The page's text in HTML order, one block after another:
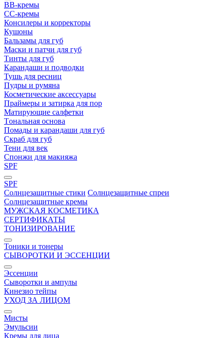
BB-кремы
CC-кремы
Консилеры и корректоры
Кушоны
Бальзамы для губ
Маски и патчи для губ
Тинты для губ
Карандаши и подводки
Тушь для ресниц
Пудры и румяна
Косметические аксессуары
Праймеры и затирка для пор
Матирующие салфетки
Tональная основа
Помады и карандаши для губ
Скраб для губ
Тени для век
Спонжи для макияжа
SPF
SPF
Солнцезащитные стики Солнцезащитные спреи
Солнцезащитные кремы
МУЖСКАЯ КОСМЕТИКА
СЕРТИФИКАТЫ
ТОНИЗИРОВАНИЕ
Тоники и тонеры
СЫВОРОТКИ И ЭССЕНЦИИ
Эссенции
Сыворотки и ампулы
Кинезио тейпы
УХОД ЗА ЛИЦОМ
Мисты
Эмульсии
Кремы для лица